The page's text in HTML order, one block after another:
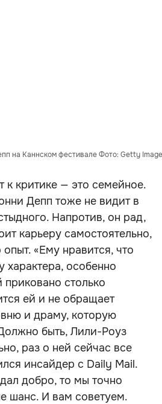
на Каннском фестивале Фото: Getty
к критике — это семейное.
Депп тоже не видит в
Напротив, он рад,
карьеру самостоятельно,
«Ему нравится, что
характера, особенно
приковано столько
ей и не обращает
и драму, которую
быть, Лили-Роуз
раз о ней сейчас все
инсайдер с Daily Mail.
добро, то мы точно
шанс. И вам советуем.